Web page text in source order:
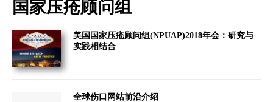
国家压疮顾问组
美国国家压疮顾问组(NPUAP)2018年会：研究与
实践相结合
全球伤口网站前沿介绍